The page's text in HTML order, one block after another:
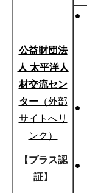
公益財団法
人 太平洋人
材交流セン
ター（外部
サイトへリ
ンク）
【プラス認
証】